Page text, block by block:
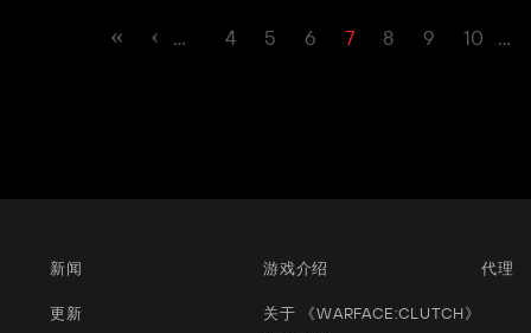
… 4 5 6 7 8 9 10 …
新闻
更新
游戏介绍
关于 《WARFACE:CLUTCH》
代理